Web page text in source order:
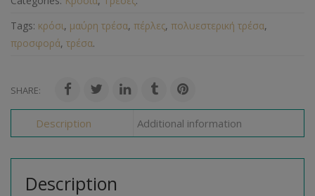
Tags: κρόσι, μαύρη τρέσα, πέρλες, πολυεστερική τρέσα,
προσφορά, τρέσα.
SHARE:
Description Additional information
Description